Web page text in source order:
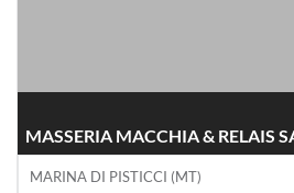
MASSERIA MACCHIA & RELAIS
MARINA DI PISTICCI (MT)